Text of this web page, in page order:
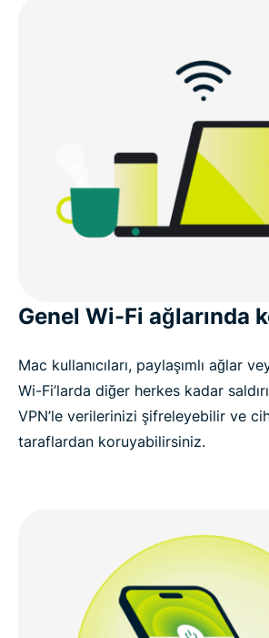
Genel Wi-Fi ağlarında
Mac kullanıcıları, paylaşımlı ağlar
Wi-Fi’larda diğer herkes kadar
VPN’le verilerinizi şifreleyebilir ve
taraflardan koruyabilirsiniz.